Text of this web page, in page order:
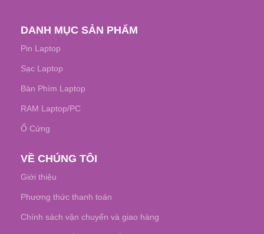
DANH MỤC SẢN PHẨM
Pin Laptop
Sạc Laptop
Bàn Phím Laptop
RAM Laptop/PC
Ổ Cứng
VỀ CHÚNG TÔI
Giới thiệu
Phương thức thanh toán
Chính sách vận chuyển và giao hàng